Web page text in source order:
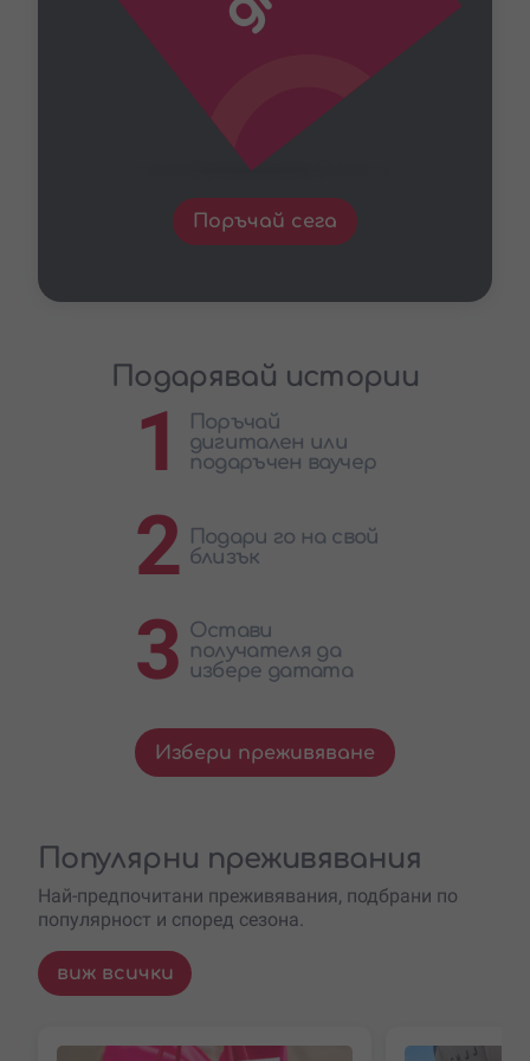
Поръчай сега
Подарявай истории
1
Поръчай
дигитален или
подаръчен ваучер
2 Подари го на свой
близък
3 Остави
получателя да
избере датата
Избери преживяване
Популярни преживявания
Най-предпочитани преживявания, подбрани по
популярност и според сезона.
виж всички